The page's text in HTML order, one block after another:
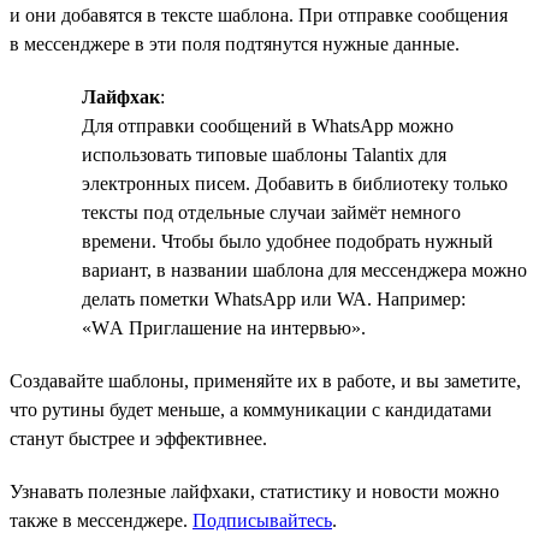
и они добавятся в тексте шаблона. При отправке сообщения
в мессенджере в эти поля подтянутся нужные данные.
Лайфхак:
Для отправки сообщений в WhatsApp можно
использовать типовые шаблоны Talantix для
электронных писем. Добавить в библиотеку только
тексты под отдельные случаи займёт немного
времени. Чтобы было удобнее подобрать нужный
вариант, в названии шаблона для мессенджера можно
делать пометки WhatsApp или WA. Например:
«WА Приглашение на интервью».
Создавайте шаблоны, применяйте их в работе, и вы заметите,
что рутины будет меньше, а коммуникации с кандидатами
станут быстрее и эффективнее.
Узнавать полезные лайфхаки, статистику и новости можно
также в мессенджере. Подписывайтесь.